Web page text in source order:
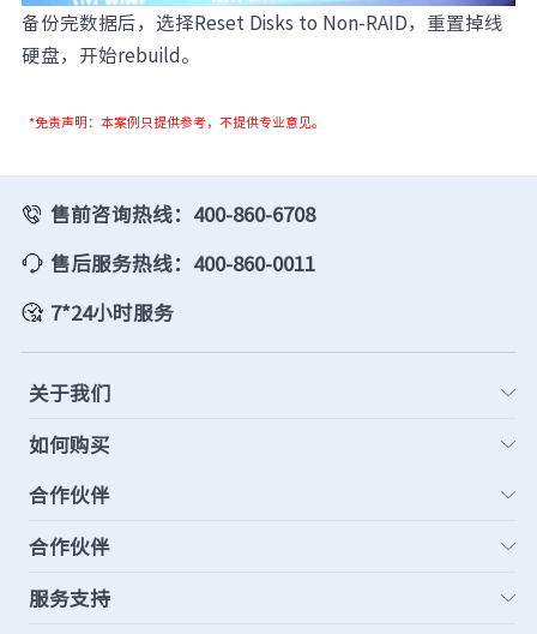
备份完数据后，选择Reset Disks to Non-RAID，重置掉线
硬盘，开始rebuild。
*免责声明：本案例只提供参考，不提供专业意见。
售前咨询热线：400-860-6708
售后服务热线：400-860-0011
7*24小时服务
关于我们
如何购买
合作伙伴
合作伙伴
服务支持